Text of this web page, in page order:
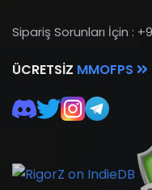
Sipariş Sorunları İçin :
ÜCRETSIZ MMOFPS